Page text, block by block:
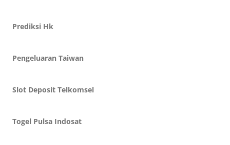
Prediksi Hk
Pengeluaran Taiwan
Slot Deposit Telkomsel
Togel Pulsa Indosat